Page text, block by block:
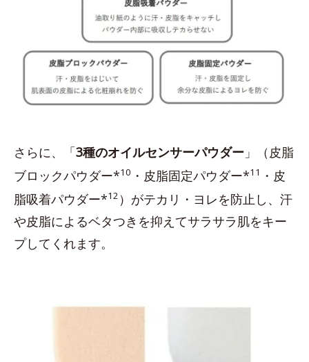
さらに、「3種のオイルセンサーパウダー 」（皮脂
ブロックパウダー*10 ・皮脂固定パウダー*11 ・皮
脂吸着パウダー*12 ）がテカリ・ヨレを防止し、汗
や皮脂によるベタつきを抑えてサラサラ肌をキー
プしてくれます。